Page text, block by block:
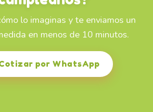
lo imaginas y te enviamos un
en menos de 10 minutos.
por WhatsApp